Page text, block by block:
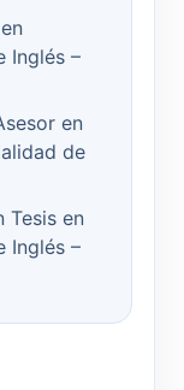
Inglés –
en
de
Tesis en
Inglés –